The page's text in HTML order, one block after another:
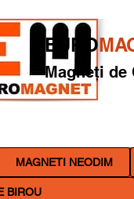
EURO
Magneți de
MAGNETI NEODIM
BIROU